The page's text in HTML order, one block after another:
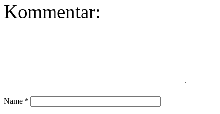
Kommentar:
Name *